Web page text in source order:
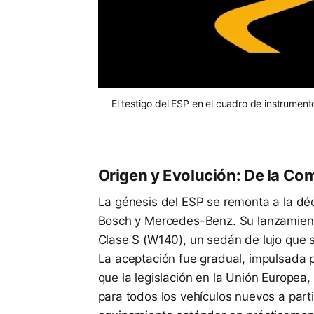
El testigo del ESP en el cuadro de
Origen y Evolución: De la
La génesis del ESP se remonta a la
Bosch y Mercedes-Benz. Su
Clase S (W140), un sedán de lujo
La aceptación fue gradual,
que la legislación en la Unión
para todos los vehículos nuevos a